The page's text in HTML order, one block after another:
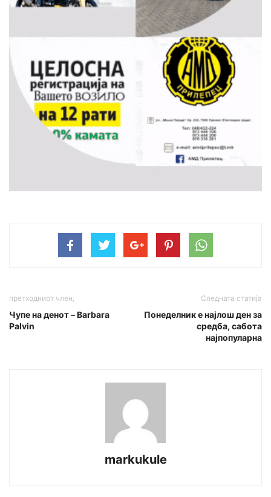
претходниот член,
Чупе на денот – Barbara
Palvin
Следната статија
Понеделник е најлош ден за
средба, сабота
најпопуларна
markukule